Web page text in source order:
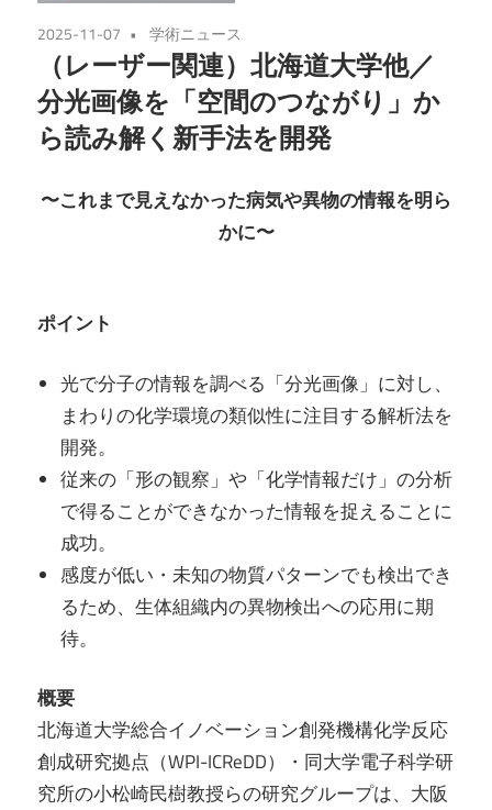
2025-11-07 学術ニュース
（レーザー関連）北海道⼤学他／
分光画像を「空間のつながり」か
ら読み解く新⼿法を開発
〜これまで⾒えなかった病気や異物の情報を明ら
かに〜
ポイント
光で分⼦の情報を調べる「分光画像」に対し、
まわりの化学環境の類似性に注⽬する解析法を
開発。
従来の「形の観察」や「化学情報だけ」の分析
で得ることができなかった情報を捉えることに
成功。
感度が低い・未知の物質パターンでも検出でき
るため、⽣体組織内の異物検出への応⽤に期
待。
概要
北海道⼤学総合イノベーション創発機構化学反応
創成研究拠点（WPI-ICReDD）・同⼤学電⼦科学研
究所の⼩松崎⺠樹教授らの研究グループは、⼤阪